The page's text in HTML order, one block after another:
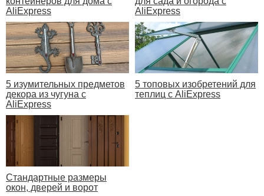
AliExpress
AliExpress
5 изумительных предметов
декора из чугуна с
AliExpress
5 топовых изобретений для
теплиц с AliExpress
Стандартные размеры
окон, дверей и ворот